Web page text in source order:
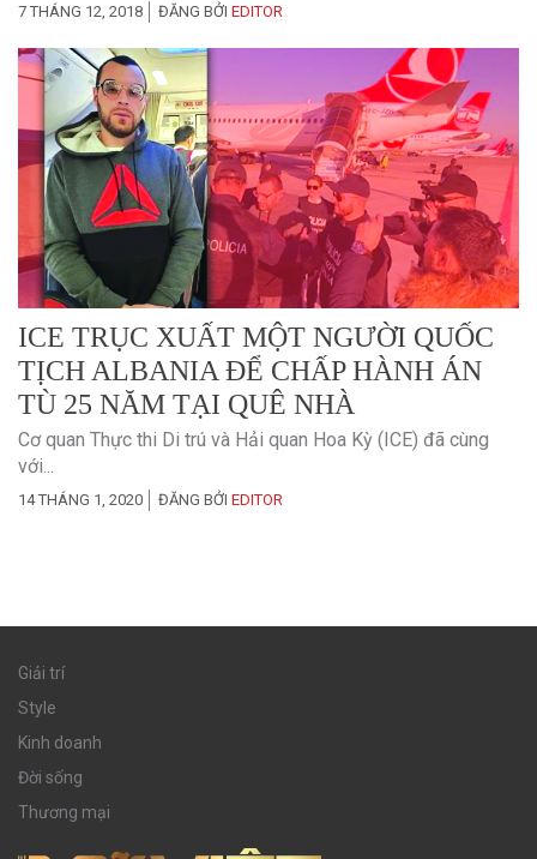
7 THÁNG 12, 2018 ĐĂNG BỞI EDITOR
ICE TRỤC XUẤT MỘT NGƯỜI QUỐC
TỊCH ALBANIA ĐỂ CHẤP HÀNH ÁN
TÙ 25 NĂM TẠI QUÊ NHÀ
Cơ quan Thực thi Di trú và Hải quan Hoa Kỳ (ICE) đã cùng
với...
14 THÁNG 1, 2020 ĐĂNG BỞI EDITOR
Giải trí
Style
Kinh doanh
Đời sống
Thương mại